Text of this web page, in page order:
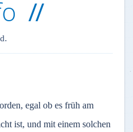
egal ob es früh am
ist, und mit einem solchen